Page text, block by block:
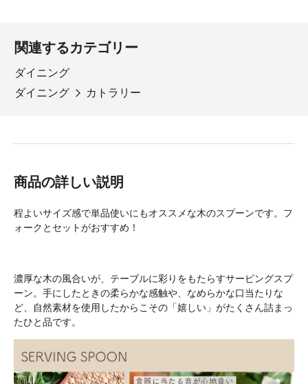
関連するカテゴリー
ダイニング
ダイニング
カトラリー
商品の詳しい説明
程よいサイズ感で単品使いにもオススメな木のスプーンです。フ
ォークとセットがおすすめ！
濃厚な木の風合いが、テーブルに彩りをもたらすサービングスプ
ーン。手にしたときの柔らかな感触や、なめらかな口当たりな
ど、自然素材を使用したからこその「嬉しい」がたくさん詰まっ
たひと品です。